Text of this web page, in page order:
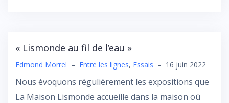
er
« Lismonde au fil de l’eau »
Edmond Morrel – Entre les lignes, Essais – 16 juin 2022
Nous évoquons régulièrement les expositions que
La Maison Lismonde accueille dans la maison où